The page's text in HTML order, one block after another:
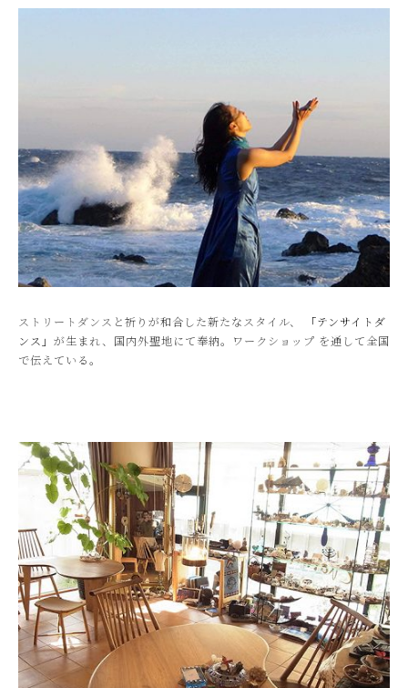
ストリートダンスと祈りが和合した新たなスタイル、
「テンサイトダ
ンス」 が生まれ、国内外聖地にて奉納。ワークショップ を通して全国
で伝えている。